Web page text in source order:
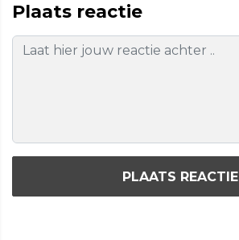
Plaats reactie
PLAATS REACTIE